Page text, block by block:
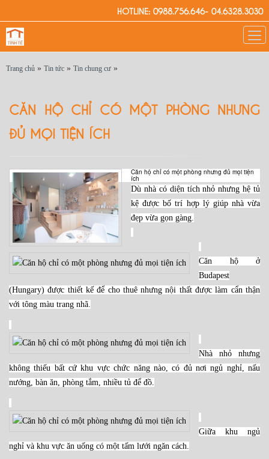
HOTLINE: 0988.756.646- 04.6328.3030
Trang chủ » Tin tức » Tin chung cư »
CĂN HỘ CHỈ CÓ MỘT PHÒNG NHƯNG
ĐỦ MỌI TIỆN ÍCH
Căn hộ chỉ có một phòng nhưng đủ mọi tiện
ích
Dù nhà có diện tích nhỏ nhưng hệ tủ
kệ được bố trí hợp lý giúp nhà vừa
đẹp vừa gọn gàng.
Căn hộ ở
Budapest
(Hungary) được thiết kế để cho thuê nhưng nội thất được làm cẩn thận
với tông màu trang nhã.
Nhà nhỏ nhưng
không thiếu bất cứ khu vực chức năng nào, có đủ nơi ngủ nghỉ, nấu
nướng, bàn ăn, phòng tắm, nhiều tủ để đồ.
Giữa khu ngủ
nghỉ và khu vực ăn uống có một tấm lưới ngăn cách.